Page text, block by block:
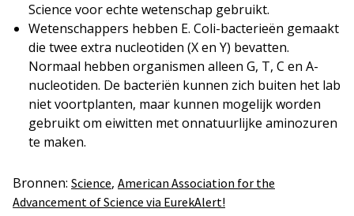
Science voor echte wetenschap gebruikt.
Wetenschappers hebben E. Coli-bacterieën gemaakt
die twee extra nucleotiden (X en Y) bevatten.
Normaal hebben organismen alleen G, T, C en A-
nucleotiden. De bacteriën kunnen zich buiten het lab
niet voortplanten, maar kunnen mogelijk worden
gebruikt om eiwitten met onnatuurlijke aminozuren
te maken.
Bronnen: Science, American Association for the
Advancement of Science via EurekAlert!